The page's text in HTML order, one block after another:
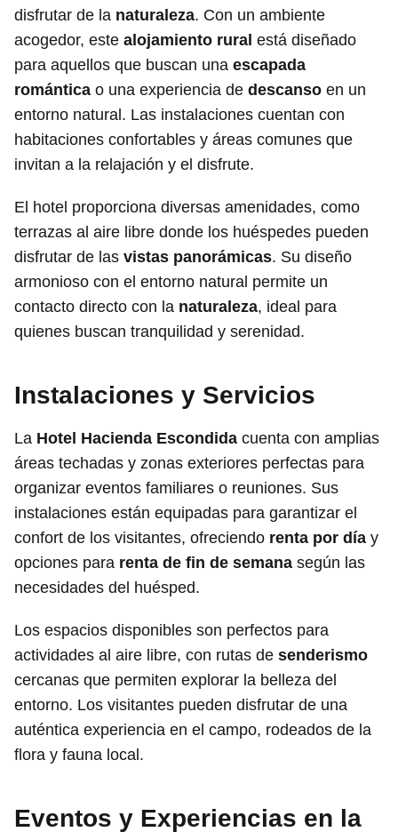
disfrutar de la naturaleza. Con un ambiente
acogedor, este alojamiento rural está diseñado
para aquellos que buscan una escapada
romántica o una experiencia de descanso en un
entorno natural. Las instalaciones cuentan con
habitaciones confortables y áreas comunes que
invitan a la relajación y el disfrute.
El hotel proporciona diversas amenidades, como
terrazas al aire libre donde los huéspedes pueden
disfrutar de las vistas panorámicas. Su diseño
armonioso con el entorno natural permite un
contacto directo con la naturaleza, ideal para
quienes buscan tranquilidad y serenidad.
Instalaciones y Servicios
La Hotel Hacienda Escondida cuenta con amplias
áreas techadas y zonas exteriores perfectas para
organizar eventos familiares o reuniones. Sus
instalaciones están equipadas para garantizar el
confort de los visitantes, ofreciendo renta por día y
opciones para renta de fin de semana según las
necesidades del huésped.
Los espacios disponibles son perfectos para
actividades al aire libre, con rutas de senderismo
cercanas que permiten explorar la belleza del
entorno. Los visitantes pueden disfrutar de una
auténtica experiencia en el campo, rodeados de la
flora y fauna local.
Eventos y Experiencias en la